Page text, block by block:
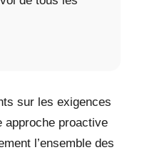
sur les exigences
approche proactive
l’ensemble des